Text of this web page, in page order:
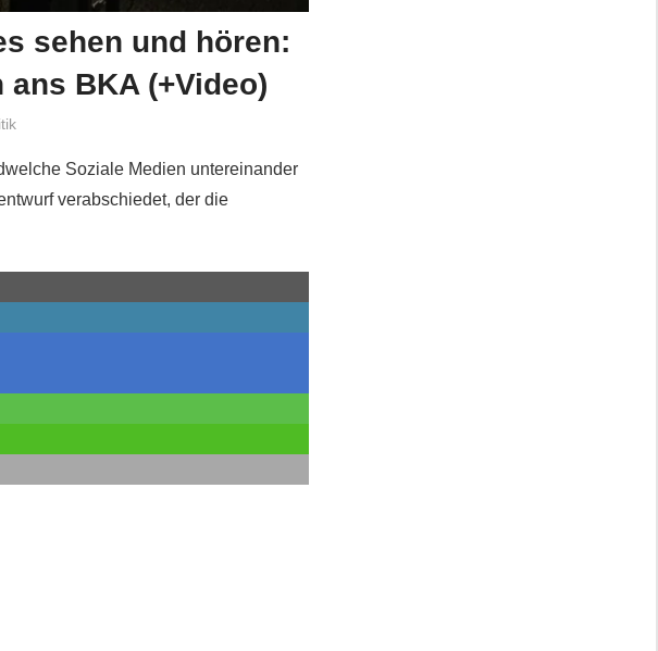
sehen und hören:
BKA (+Video)
Soziale Medien untereinander
verabschiedet, der die